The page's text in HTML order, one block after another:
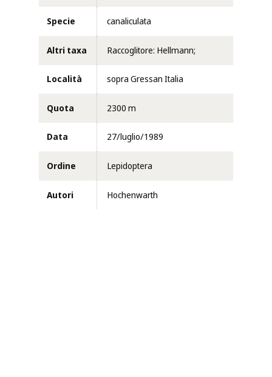
Specie canaliculata
Altri taxa Raccoglitore: Hellmann;
Località sopra Gressan Italia
Quota 2300 m
Data 27/luglio/1989
Ordine Lepidoptera
Autori Hochenwarth